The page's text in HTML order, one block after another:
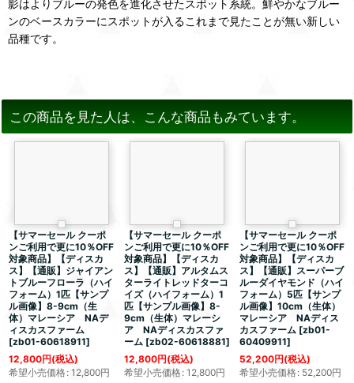
影はよりブルーの発色を進化させたスポット系統。鮮やかなブルー
ンのベースカラーにスポットが入るこれまで見たことが無い新しい
品種です。
この商品を見た人は、こんな商品もみています。
【サマーセール クーポ
ンご利用で更に10％OFF
対象商品】【ディスカ
ス】【通販】ジャイアン
トブルーフローラ（ハイ
フォーム）1匹【サンプ
ル画像】8-9cm（生
体）マレーシア NAデ
ィスカスファーム
[zb01-60618911]
12,800円(税込)
希望小売価格: 12,800円
【サマーセール クーポ
ンご利用で更に10％OFF
対象商品】【ディスカ
ス】【通販】アルタムス
ターライトレッドターコ
イズ（ハイフォーム）1
匹【サンプル画像】8-
9cm（生体）マレーシ
ア NAディスカスファ
ーム [zb02-60618881]
12,800円(税込)
希望小売価格 : 12,800円
【サマーセール クーポ
ンご利用で更に10％OFF
対象商品】【ディスカ
ス】【通販】スーパーブ
ルーダイヤモンド（ハイ
フォーム）5匹【サンプ
ル画像】10cm（生体）
マレーシア NAディス
カスファーム [zb01-
60409911]
52,200円(税込)
希望小売価格: 52,200円